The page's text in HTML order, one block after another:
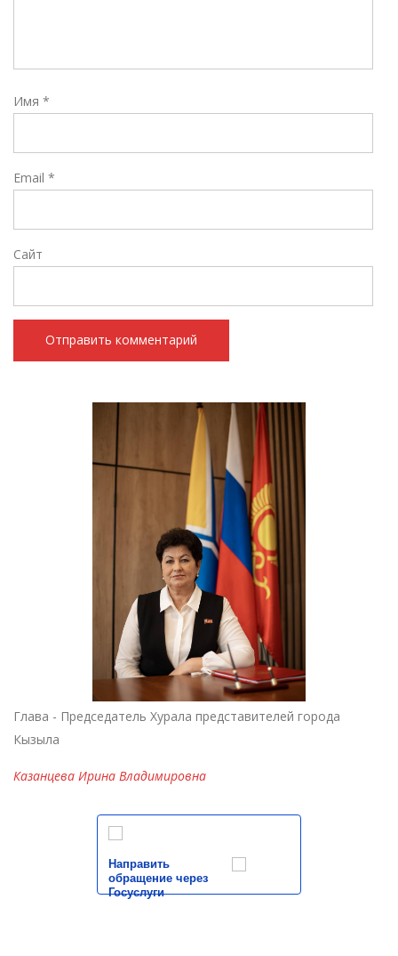
Имя *
Email *
Сайт
Глава - Председатель Хурала представителей города
Кызыла
Казанцева Ирина Владимировна
Направить
обращение через
Госуслуги